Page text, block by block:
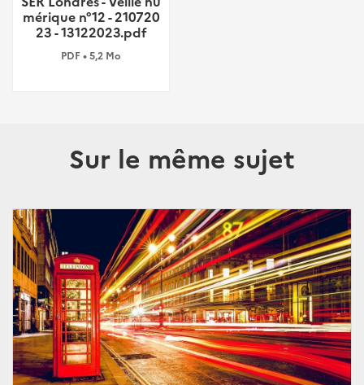
mérique n°12 - 210720
23 - 13122023.pdf
PDF • 5,2 Mo
Sur le même sujet